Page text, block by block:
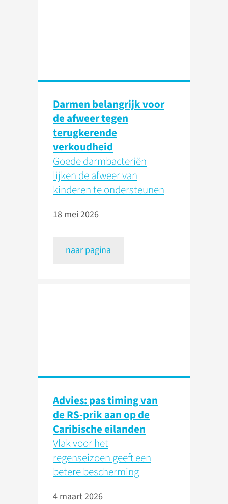
Darmen belangrijk voor
de afweer tegen
terugkerende
verkoudheid
Goede darmbacteriën
lijken de afweer van
kinderen te ondersteunen
18 mei 2026
naar pagina
Advies: pas timing van
de RS-prik aan op de
Caribische eilanden
Vlak voor het
regenseizoen geeft een
betere bescherming
4 maart 2026